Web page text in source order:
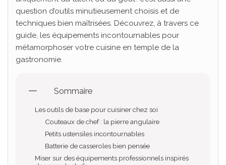
question d’outils minutieusement choisis et de
techniques bien maîtrisées. Découvrez, à travers ce
guide, les équipements incontournables pour
métamorphoser votre cuisine en temple de la
gastronomie.
Sommaire
Les outils de base pour cuisiner chez soi
Couteaux de chef : la pierre angulaire
Petits ustensiles incontournables
Batterie de casseroles bien pensée
Miser sur des équipements professionnels inspirés